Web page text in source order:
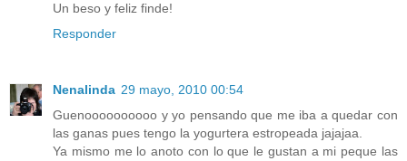
Un beso y feliz finde!
Responder
Nenalinda 29 mayo, 2010 00:54
Guenoooooooooo y yo pensando que me iba a quedar con
las ganas pues tengo la yogurtera estropeada jajajaa.
Ya mismo me lo anoto con lo que le gustan a mi peque las